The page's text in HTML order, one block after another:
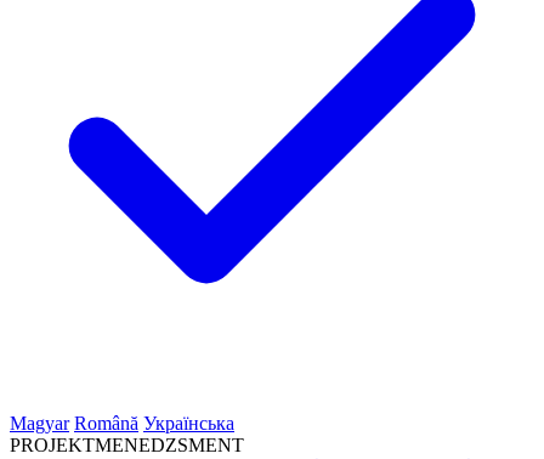
Magyar Română Українська
PROJEKTMENEDZSMENT